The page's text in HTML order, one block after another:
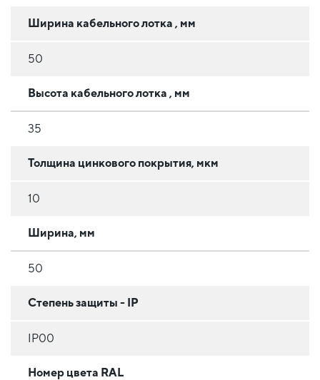
Ширина кабельного лотка , мм
50
Высота кабельного лотка , мм
35
Толщина цинкового покрытия, мкм
10
Ширина, мм
50
Степень защиты - IP
IP00
Номер цвета RAL